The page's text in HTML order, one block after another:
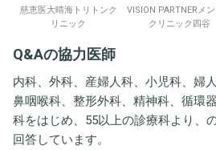
慈恵医大晴海トリトンク
リニック
VISION PARTNERメ
クリニック四谷
Q&Aの協力医師
内科、外科、産婦人科、小児科、婦
鼻咽喉科、整形外科、精神科、循環
科をはじめ、55以上の診療科より、
回答しています。